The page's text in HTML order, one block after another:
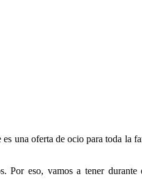
una oferta de ocio para toda
eso, vamos a tener